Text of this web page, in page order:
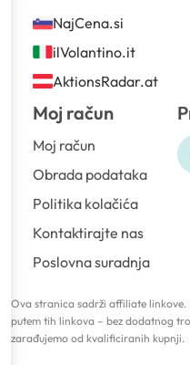
NajCena.si
ilVolantino.it
AktionsRadar.at
Moj račun
Moj račun
Obrada podataka
Politika kolačića
Kontaktirajte nas
Poslovna suradnja
Ova stranica sadrži affiliate
putem tih linkova – bez dodatnog
zarađujemo od kvalificiranih kupnji.